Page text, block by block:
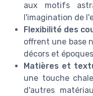
aux motifs
l'imagination de
Flexibilité des
offrent une base
décors et
Matières et
une touche
d'autres